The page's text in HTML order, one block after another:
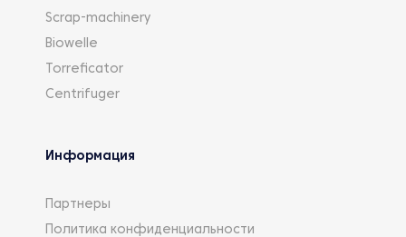
Scrap-machinery
Biowelle
Torreficator
Centrifuger
Информация
Партнеры
Политика конфиденциальности